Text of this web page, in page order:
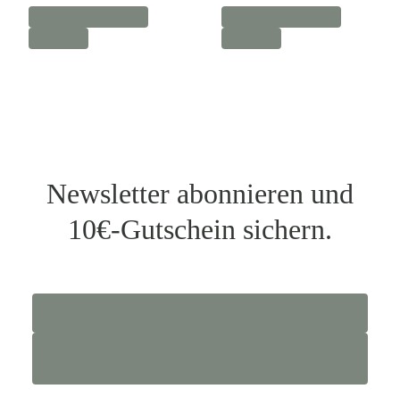
Newsletter abonnieren und
10€-Gutschein sichern.